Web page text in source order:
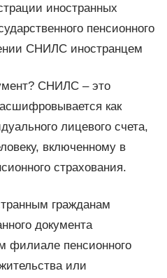
иностранных
пенсионного
СНИЛС иностранцем
СНИЛС – это
как
лицевого счета,
включенному в
страхования.
гражданам
документа
филиале пенсионного
или